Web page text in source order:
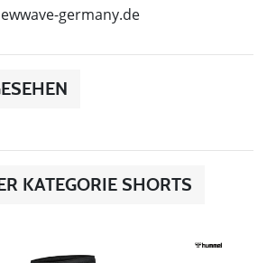
germany.de
KATEGORIE SHORTS